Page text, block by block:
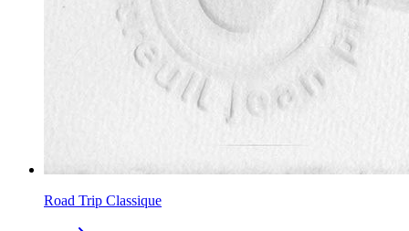
Road Trip Classique